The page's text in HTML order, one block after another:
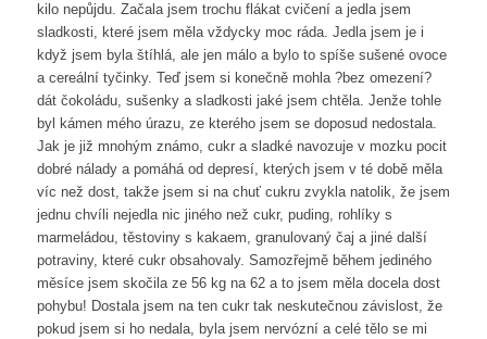
kilo nepůjdu. Začala jsem trochu flákat cvičení a jedla jsem
sladkosti, které jsem měla vždycky moc ráda. Jedla jsem je i
když jsem byla štíhlá, ale jen málo a bylo to spíše sušené ovoce
a cereální tyčinky. Teď jsem si konečně mohla ?bez omezení?
dát čokoládu, sušenky a sladkosti jaké jsem chtěla. Jenže tohle
byl kámen mého úrazu, ze kterého jsem se doposud nedostala.
Jak je již mnohým známo, cukr a sladké navozuje v mozku pocit
dobré nálady a pomáhá od depresí, kterých jsem v té době měla
víc než dost, takže jsem si na chuť cukru zvykla natolik, že jsem
jednu chvíli nejedla nic jiného než cukr, puding, rohlíky s
marmeládou, těstoviny s kakaem, granulovaný čaj a jiné další
potraviny, které cukr obsahovaly. Samozřejmě během jediného
měsíce jsem skočila ze 56 kg na 62 a to jsem měla docela dost
pohybu! Dostala jsem na ten cukr tak neskutečnou závislost, že
pokud jsem si ho nedala, byla jsem nervózní a celé tělo se mi